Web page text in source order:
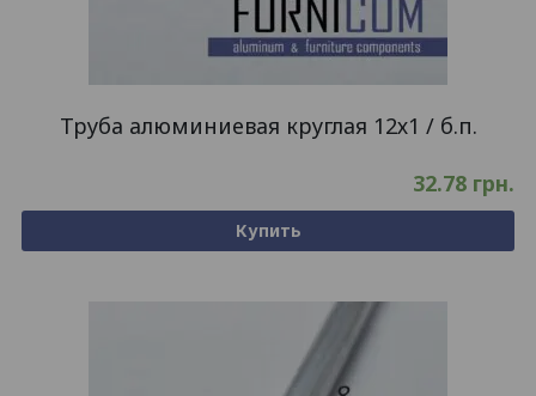
Труба алюминиевая круглая 12х1 / б.п.
32.78 грн.
Купить